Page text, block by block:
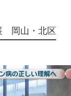
岡山・北区